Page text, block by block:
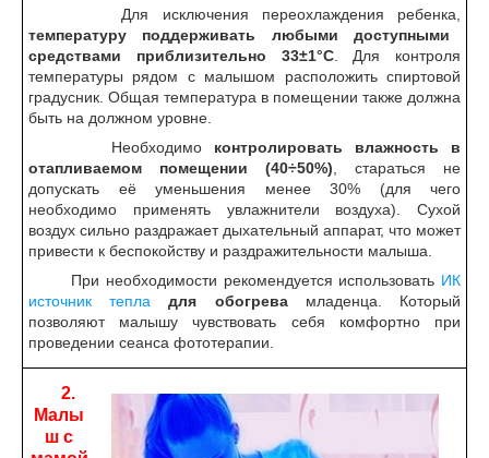
Для исключения переохлаждения ребенка,
температуру поддерживать любыми доступными
средствами приблизительно 33±1°С. Для контроля
температуры рядом с малышом расположить спиртовой
градусник. Общая температура в помещении также должна
быть на должном уровне.
Необходимо контролировать влажность в
отапливаемом помещении (40÷50%) , стараться не
допускать её уменьшения менее 30% (для чего
необходимо применять увлажнители воздуха). Сухой
воздух сильно раздражает дыхательный аппарат, что может
привести к беспокойству и раздражительности малыша.
При необходимости рекомендуется использовать ИК
источник тепла
для обогревамладенца. Который
позволяют малышу чувствовать себя комфортно при
проведении сеанса фототерапии.
2.
Малы
ш с